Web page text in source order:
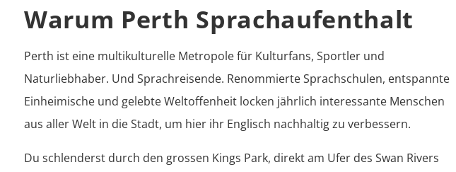
Warum Perth Sprachaufenthalt
Perth ist eine multikulturelle Metropole für Kulturfans, Sportler und
Naturliebhaber. Und Sprachreisende. Renommierte Sprachschulen, entspannte
Einheimische und gelebte Weltoffenheit locken jährlich interessante Menschen
aus aller Welt in die Stadt, um hier ihr Englisch nachhaltig zu verbessern.
Du schlenderst durch den grossen Kings Park, direkt am Ufer des Swan Rivers